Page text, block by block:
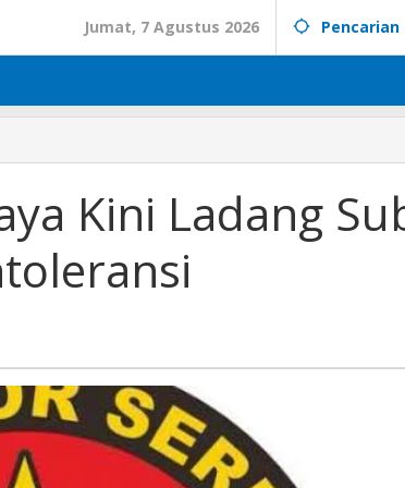
Jumat, 7 Agustus 2026 Pencarian
Kini Ladang